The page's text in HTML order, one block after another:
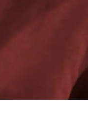
en omlaag, óf door te